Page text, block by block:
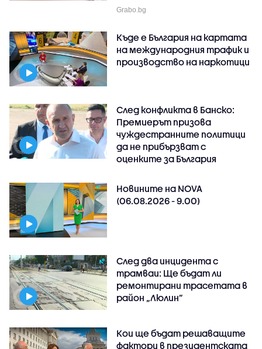
Grabo.bg
Къде е България на картата
на международния трафик и
производство на наркотици
След конфликта в Банско:
Премиерът призова
чуждестранните политици
да не прибързват с
оценките за България
Новините на NOVA
(06.08.2026 - 9.00)
След два инцидента с
трамваи: Ще бъдат ли
ремонтирани трасетата в
район „Люлин”
Кои ще бъдат решаващите
фактори в президентската